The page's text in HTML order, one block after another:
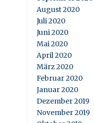
August 2020
Juli 2020
Juni 2020
Mai 2020
April 2020
März 2020
Februar 2020
Januar 2020
Dezember 2019
November 2019